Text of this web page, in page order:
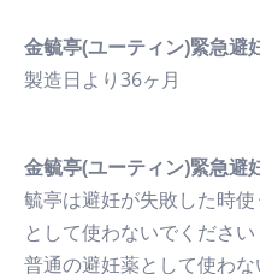
金毓亭(ユーティン)緊急避
製造日より36ヶ月
金毓亭(ユーティン)緊急避
毓亭は避妊が失敗した時
として使わないでください
普通の避妊薬として使わな